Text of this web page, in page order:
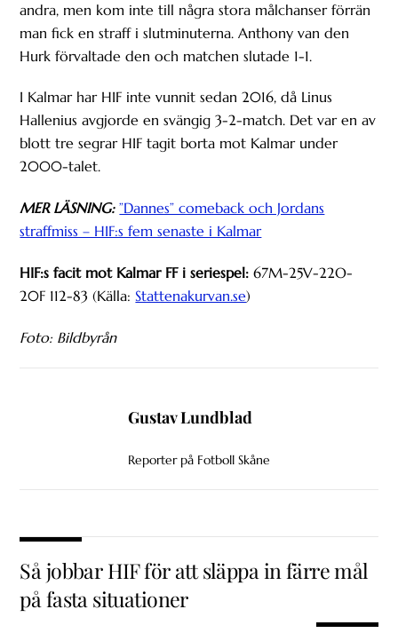
andra, men kom inte till några stora målchanser förrän
man fick en straff i slutminuterna. Anthony van den
Hurk förvaltade den och matchen slutade 1-1.
I Kalmar har HIF inte vunnit sedan 2016, då Linus
Hallenius avgjorde en svängig 3-2-match. Det var en av
blott tre segrar HIF tagit borta mot Kalmar under
2000-talet.
MER LÄSNING: ”Dannes” comeback och Jordans
straffmiss – HIF:s fem senaste i Kalmar
HIF:s facit mot Kalmar FF i seriespel: 67M-25V-22O-
20F 112-83 (Källa:Stattenakurvan.se)
Foto: Bildbyrån
Gustav Lundblad
Reporter på Fotboll Skåne
Så jobbar HIF för att släppa in färre mål
på fasta situationer